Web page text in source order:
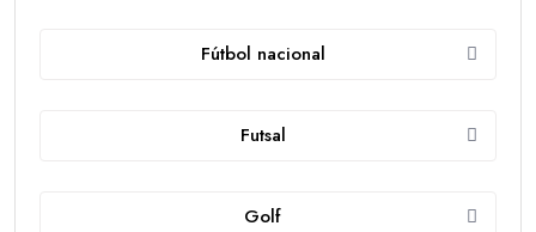
Fútbol nacional
Futsal
Golf